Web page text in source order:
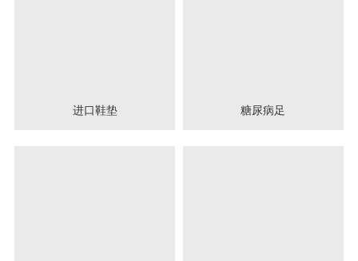
进口鞋垫 糖尿病足